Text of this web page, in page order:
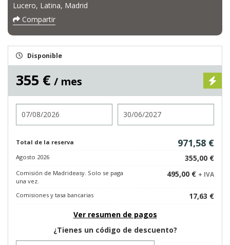
Lucero, Latina, Madrid
Compartir
Disponible
355 € / mes
Total de la reserva 971,58 €
Agosto 2026 355,00 €
Comisión de Madrideasy. Solo se paga
una vez.
495,00 € + IVA
Comisiones y tasa bancarias
17,63 €
Ver resumen de pagos
¿Tienes un código de descuento?